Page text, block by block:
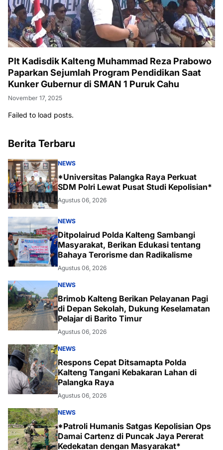
Plt Kadisdik Kalteng Muhammad Reza Prabowo
Paparkan Sejumlah Program Pendidikan Saat
Kunker Gubernur di SMAN 1 Puruk Cahu
November 17, 2025
Failed to load posts.
Berita Terbaru
NEWS
*Universitas Palangka Raya Perkuat
SDM Polri Lewat Pusat Studi Kepolisian*
Agustus 06, 2026
NEWS
Ditpolairud Polda Kalteng Sambangi
Masyarakat, Berikan Edukasi tentang
Bahaya Terorisme dan Radikalisme
Agustus 06, 2026
NEWS
Brimob Kalteng Berikan Pelayanan Pagi
di Depan Sekolah, Dukung Keselamatan
Pelajar di Barito Timur
Agustus 06, 2026
NEWS
Respons Cepat Ditsamapta Polda
Kalteng Tangani Kebakaran Lahan di
Palangka Raya
Agustus 06, 2026
NEWS
*Patroli Humanis Satgas Kepolisian Ops
Damai Cartenz di Puncak Jaya Pererat
Kedekatan dengan Masyarakat*